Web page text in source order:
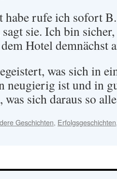
habe rufe ich sofort
sie. Ich bin
Hotel demnächst
was sich in
neugierig ist und in
sich daraus so
Geschichten, Erfolgsgeschichten